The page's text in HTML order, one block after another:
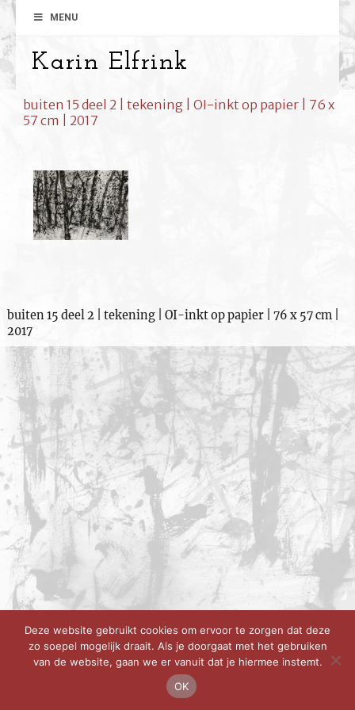
MENU
Karin Elfrink
buiten 15 deel 2 | tekening | OI-inkt op papier | 76 x
57 cm | 2017
buiten 15 deel 2 | tekening | OI-inkt op papier | 76 x 57 cm |
2017
Deze website gebruikt cookies om ervoor te zorgen dat deze
zo soepel mogelijk draait. Als je doorgaat met het gebruiken
van de website, gaan we er vanuit dat je hiermee instemt.
OK